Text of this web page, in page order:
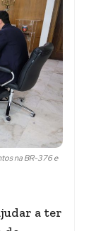
na BR-376 e
a ter